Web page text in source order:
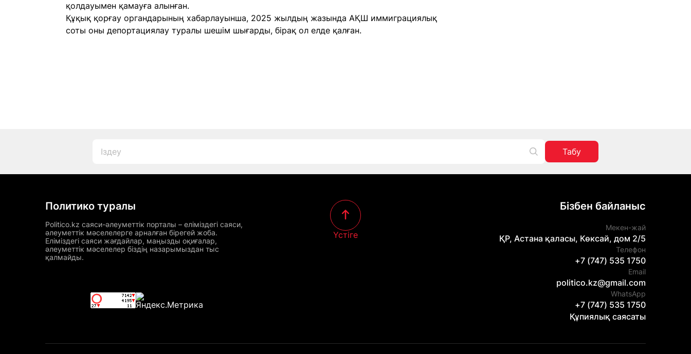
қолдауымен қамауға алынған.
Құқық қорғау органдарының хабарлауынша, 2025 жылдың жазында АҚШ иммиграциялық
соты оны депортациялау туралы шешім шығарды, бірақ ол елде қалған.
Табу
Политико туралы
Politico.kz саяси-әлеуметтік порталы – еліміздегі саяси,
әлеуметтік мәселелерге арналған бірегей жоба.
Еліміздегі саяси жағдайлар, маңызды оқиғалар,
әлеуметтік мәселелер біздің назарымыздан тыс
қалмайды.
Үстіге
Бізбен байланыс
Мекен-жай
ҚР, Астана қаласы, Көксай, дом 2/5
Телефон
+7 (747) 535 1750
Email
politico.kz@gmail.com
WhatsApp
+7 (747) 535 1750
Құпиялық саясаты